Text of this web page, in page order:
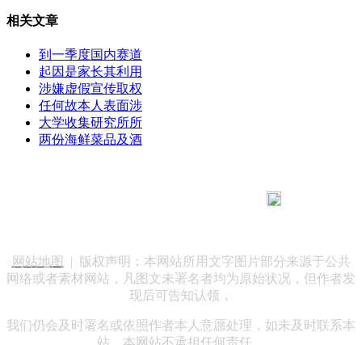
相关文章
到一季度国内赛道
起因是家长其利用
涉嫌虚假宣传取权
任何故本人表面涉
大学收集研究所所
两份海鲜菜品及酒
网站地图
| 版权声明：本网站所用文字图片部分来源于公共
网络或者素材网站，凡图文未署名者均为原始状况，但作者发
现后可告知认领，
我们仍会及时署名或依照作者本人意愿处理，如未及时联系本